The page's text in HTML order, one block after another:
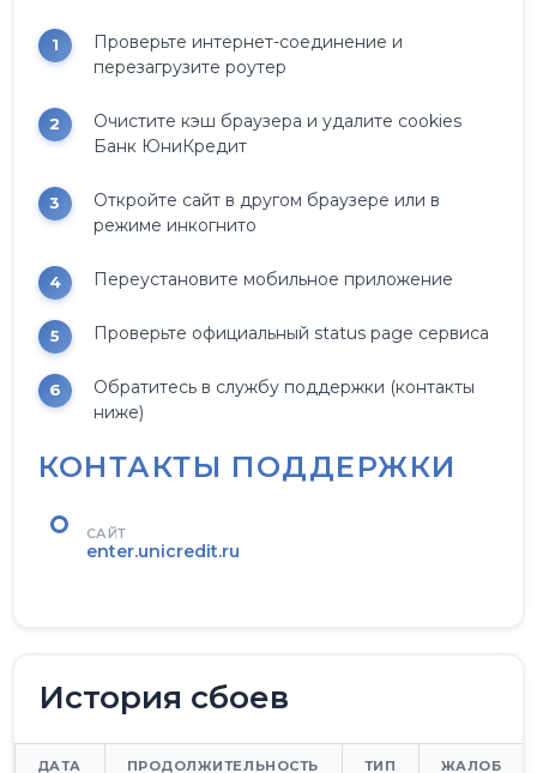
Проверьте интернет-соединение и
перезагрузите роутер
Очистите кэш браузера и удалите cookies
Банк ЮниКредит
Откройте сайт в другом браузере или в
режиме инкогнито
Переустановите мобильное приложение
Проверьте официальный status page сервиса
Обратитесь в службу поддержки (контакты
ниже)
КОНТАКТЫ ПОДДЕРЖКИ
САЙТ
enter.unicredit.ru
История сбоев
ДАТА ПРОДОЛЖИТЕЛЬНОСТЬ ТИП ЖАЛОБ